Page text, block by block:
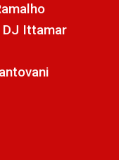
DJ Ittamar